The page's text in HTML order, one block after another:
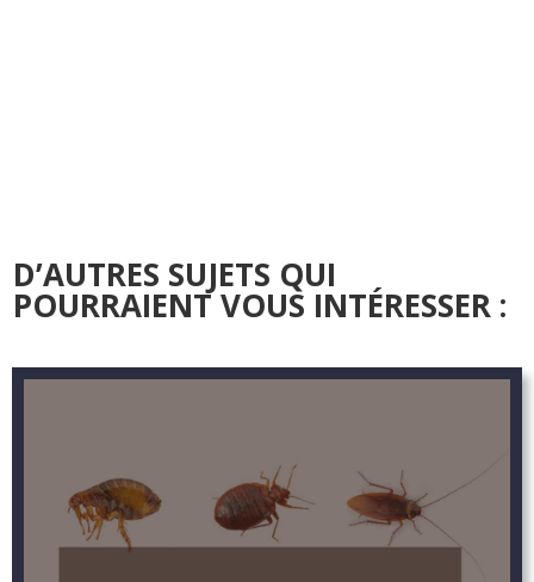
D’AUTRES SUJETS QUI
POURRAIENT VOUS INTÉRESSER :